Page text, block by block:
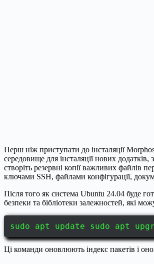
Перш ніж приступати до інсталяції
середовище для інсталяції нових
створіть резервні копії важливих файлів
ключами SSH, файлами конфігурації,
Після того як система Ubuntu 24.04 буде
безпеки та бібліотеки залежностей, які
sudo apt update sudo apt
Ці команди оновлюють індекс пакетів і